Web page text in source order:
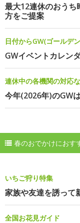
最大12連休のおうち
方をご提案
日付からGW(ゴールデ
GWイベントカレン
連休中の各機関の対応
今年(2026年)のGW
春のおでかけにおす
いちご狩り特集
家族や友達を誘って
全国お花見ガイド